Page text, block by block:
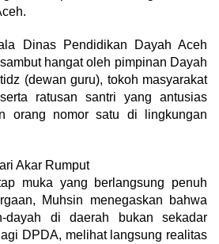
Dinas Pendidikan Dayah Aceh
hangat oleh pimpinan Dayah
(dewan guru), tokoh masyarakat
ratusan santri yang antusias
orang nomor satu di lingkungan
Akar Rumput
muka yang berlangsung penuh
Muhsin menegaskan bahwa
dayah di daerah bukan sekadar
DPDA, melihat langsung realitas